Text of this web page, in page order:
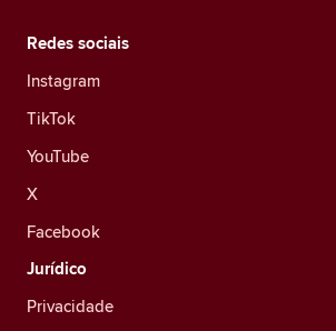
Redes sociais
Instagram
TikTok
YouTube
X
Facebook
Jurídico
Privacidade